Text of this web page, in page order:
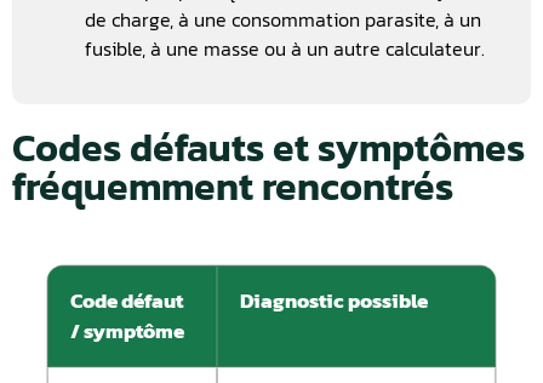
de charge, à une consommation parasite, à un
fusible, à une masse ou à un autre calculateur.
Codes défauts et symptômes
fréquemment rencontrés
Code défaut
/ symptôme
Diagnostic possible